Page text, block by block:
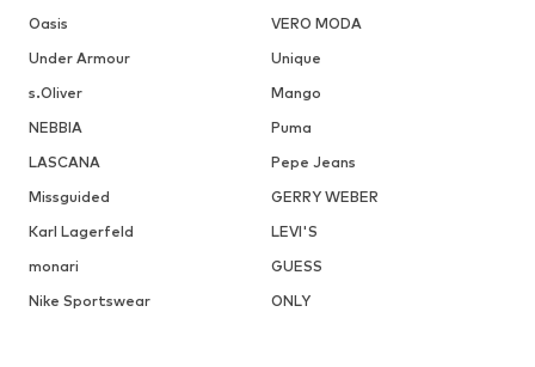
Oasis
VERO MODA
Under Armour
Unique
s.Oliver
Mango
NEBBIA
Puma
LASCANA
Pepe Jeans
Missguided
GERRY WEBER
Karl Lagerfeld
LEVI'S
monari
GUESS
Nike Sportswear
ONLY